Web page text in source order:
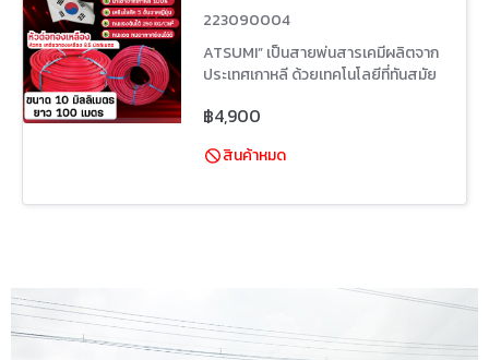
223090004
ATSUMI” เป็นสายพ่นสารเคมีผลิตจาก
ประเทศเกาหลี ด้วยเทคโนโลยีที่ทันสมัย
อย่างดี ทำให้สินค้ามีคุณภาพดีเยี่ยม ทน
เคมี มีอายุการใช้งานนาน เนื่องจากเสื่อม
อากาศที่มีความแปรปรวนสูง
฿4,900
สินค้าหมด